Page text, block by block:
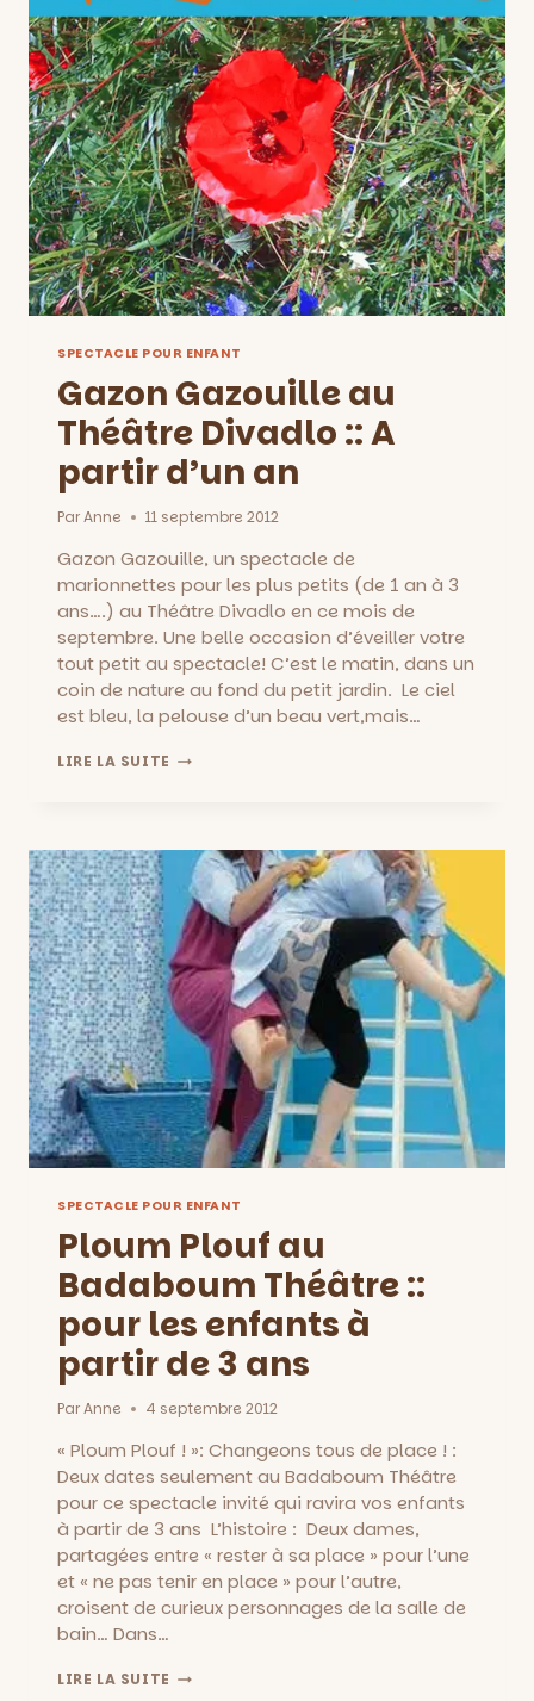
THÉÂTRE
DIVADLO
::
A
PARTIR
DE
4
ANS
SPECTACLE POUR ENFANT
Gazon Gazouille au
Théâtre Divadlo :: A
partir d’un an
ParAnne 11 septembre 2012
Gazon Gazouille, un spectacle de
marionnettes pour les plus petits (de 1 an à 3
ans….) au Théâtre Divadlo en ce mois de
septembre. Une belle occasion d’éveiller votre
tout petit au spectacle! C’est le matin, dans un
coin de nature au fond du petit jardin. Le ciel
est bleu, la pelouse d’un beau vert,mais…
LIRE LA SUITE GAZON
PARTIR
D’UN
AN
SPECTACLE POUR ENFANT
Ploum Plouf au
Badaboum Théâtre ::
pour les enfants à
partir de 3 ans
ParAnne 4 septembre 2012
« Ploum Plouf ! »: Changeons tous de place ! :
Deux dates seulement au Badaboum Théâtre
pour ce spectacle invité qui ravira vos enfants
à partir de 3 ans L’histoire : Deux dames,
partagées entre « rester à sa place » pour l’une
et « ne pas tenir en place » pour l’autre,
croisent de curieux personnages de la salle de
bain… Dans…
LIRE LA SUITE PLOUM